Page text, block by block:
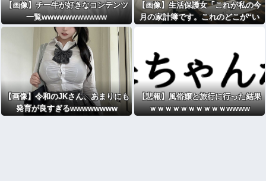
【画像】チー牛が好きなコンテンツ
一覧wwwwwwwwwww
【画像】生活保護女「これが私の今
月の家計簿です。これのどこが“い
【画像】令和のJKさん、あまりにも
発育が良すぎるwwwwwwww
【悲報】風俗嬢と旅行に行った結果
ｗｗｗｗｗｗｗｗｗｗwwww